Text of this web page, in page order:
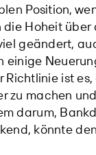
Position,
Hoheit über
geändert,
ist
zu machen
darum,
könnte